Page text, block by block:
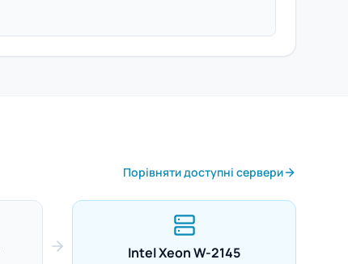
Порівняти доступні сервери
Intel Xeon W-2145